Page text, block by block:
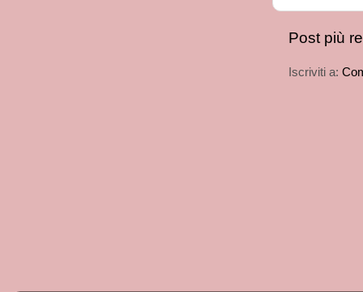
Post più
Iscriviti a: